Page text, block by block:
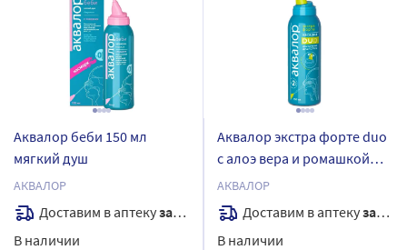
Аквалор беби 150 мл
мягкий душ
АКВАЛОР
Доставим в аптекузавтра
В наличии
Аквалор экстра форте duo
с алоэ вера и ромашкой
римской 150 мл душ/струя
АКВАЛОР
Доставим в аптекузавтра
В наличии